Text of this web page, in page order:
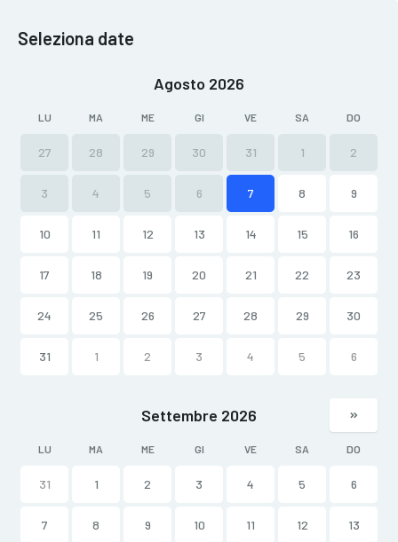
Seleziona date
Agosto 2026
LU MA ME GI VE SA DO
27 28 29 30 31 1 2
3 4 5 6 7 8 9
10 11 12 13 14 15 16
17 18 19 20 21 22 23
24 25 26 27 28 29 30
31 1 2 3 4 5 6
Settembre 2026
LU MA ME GI VE SA DO
31 1 2 3 4 5 6
7 8 9 10 11 12 13